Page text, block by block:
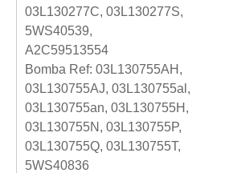
03L130277C, 03L130277S,
5WS40539,
A2C59513554
Bomba Ref: 03L130755AH,
03L130755AJ, 03L130755al,
03L130755an, 03L130755H,
03L130755N, 03L130755P,
03L130755Q, 03L130755T,
5WS40836